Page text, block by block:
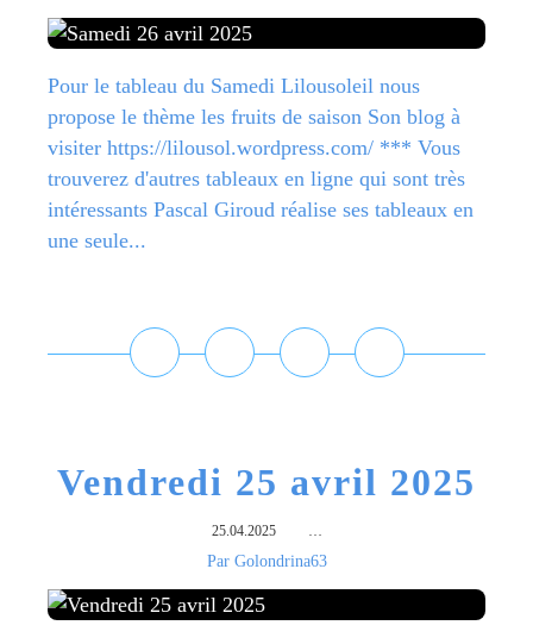
Pour le tableau du Samedi Lilousoleil nous
propose le thème les fruits de saison Son blog à
visiter https://lilousol.wordpress.com/ *** Vous
trouverez d'autres tableaux en ligne qui sont très
intéressants Pascal Giroud réalise ses tableaux en
une seule...
Vendredi 25 avril 2025
25.04.2025 …
Par Golondrina63